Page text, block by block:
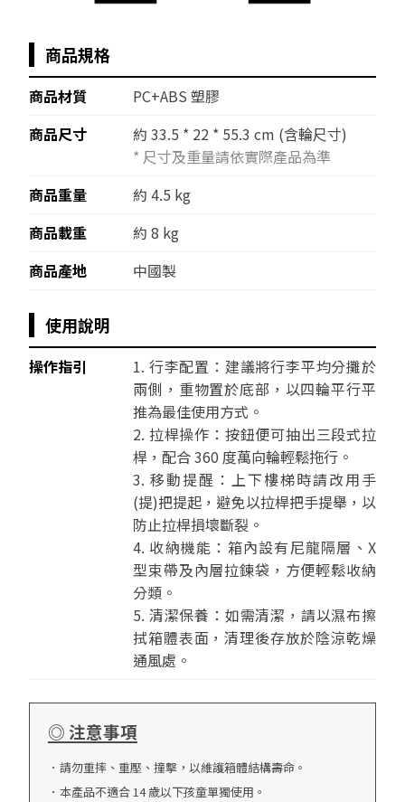
商品規格
商品材質
PC+ABS 塑膠
商品尺寸
約 33.5 * 22 * 55.3 cm (含輪尺寸)
* 尺寸及重量請依實際產品為準
商品重量
約 4.5 kg
商品載重
約 8 kg
商品產地
中國製
使用說明
操作指引
1. 行李配置：建議將行李平均分攤於
兩側，重物置於底部，以四輪平行平
推為最佳使用方式。
2. 拉桿操作：按鈕便可抽出三段式拉
桿，配合 360 度萬向輪輕鬆拖行。
3. 移動提醒：上下樓梯時請改用手
(提)把提起，避免以拉桿把手提舉，以
防止拉桿損壞斷裂。
4. 收納機能：箱內設有尼龍隔層、X
型束帶及內層拉鍊袋，方便輕鬆收納
分類。
5. 清潔保養：如需清潔，請以濕布擦
拭箱體表面，清理後存放於陰涼乾燥
通風處。
◎ 注意事項
．請勿重摔、重壓、撞擊，以維護箱體結構壽命。
．本產品不適合 14 歲以下孩童單獨使用。